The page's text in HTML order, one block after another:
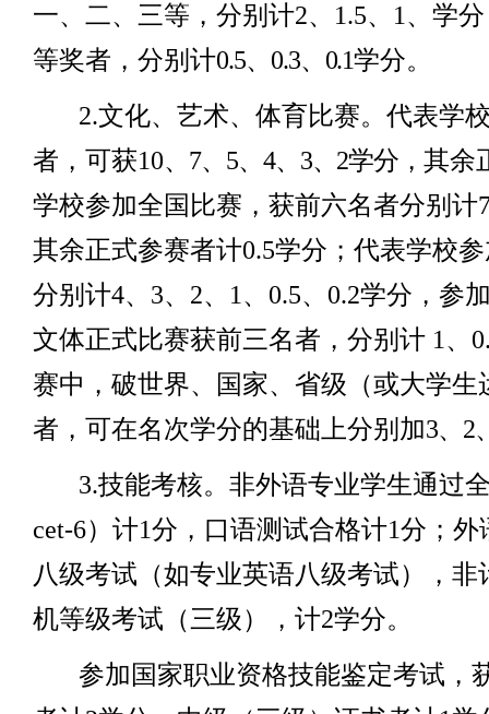
一、二、三等，分别计2、 1.5、 1 、学
等奖者，分别计0.5、 0.3、 0.1学分。
2.文化、艺术、体育比赛。代表学
者，可获10、 7、 5、 4、 3、 2学分，其余
学校参加全国比赛，获前六名者分别计
其余正式参赛者计0.5学分；代表学校
分别计4、 3、 2、 1 、 0.5、 0.2学分，参
文体正式比赛获前三名者，分别计 1 、
赛中，破世界、国家、省级（或大学
者，可在名次学分的基础上分别加3、 2
3.技能考核。非外语专业学生通过
cet-6）计1分，口语测试合格计1分；外
八级考试（如专业英语八级考试），
机等级考试（三级），计2学分。
参加国家职业资格技能鉴定考试，